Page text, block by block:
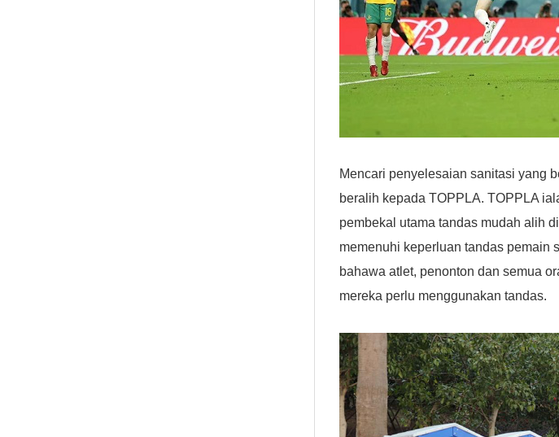
Mencari penyelesaian sanitasi yang
beralih kepada TOPPLA. TOPPLA
pembekal utama tandas mudah alih
memenuhi keperluan tandas pemain
bahawa atlet, penonton dan semua
mereka perlu menggunakan tandas.